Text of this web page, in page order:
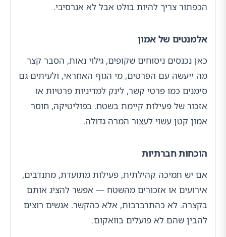
הכפתור צריך להיות בולט אבל לא אגרסיבי.
אלמנטים של אמון
כאן נכנסים ניסוחים שקופים, גילוי נאות, הסבר קצר
מה ייעשה עם הפרטים, מי הגוף האחראי, ולעיתים גם
סימנים כמו פרטי קשר, לינק למדיניות פרטיות או
אזכור של פעילות קיימת בשטח. בפוליטיקה, חוסר
אמון קטן עשוי לעצור המרה גדולה.
הוכחות חברתיות
אם יש תמיכה קהילתית, פעילות מתועדת, מתנדבים,
אירועים או אזכורים מהשטח — אפשר להציג אותם
בקצרה. לא כהתרברבות, אלא כהקשר. אנשים רוצים
להבין שהם לא פועלים בוואקום.